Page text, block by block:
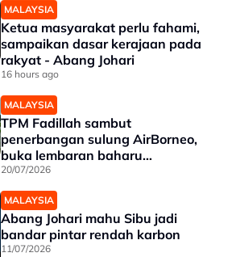
MALAYSIA
Ketua masyarakat perlu fahami,
sampaikan dasar kerajaan pada
rakyat - Abang Johari
16 hours ago
MALAYSIA
TPM Fadillah sambut
penerbangan sulung AirBorneo,
buka lembaran baharu
penerbangan Sarawak
20/07/2026
MALAYSIA
Abang Johari mahu Sibu jadi
bandar pintar rendah karbon
11/07/2026